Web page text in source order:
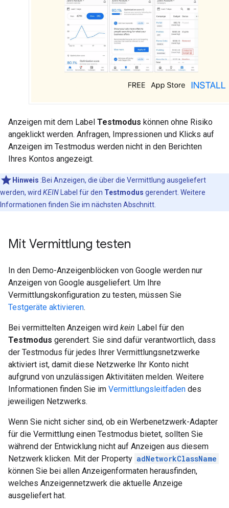
Anzeigen mit dem Label Testmodus können ohne Risiko
angeklickt werden. Anfragen, Impressionen und Klicks auf
Anzeigen im Testmodus werden nicht in den Berichten
Ihres Kontos angezeigt.
Hinweis :Bei Anzeigen, die über die Vermittlung ausgeliefert
werden, wird KEIN Label für den Testmodus gerendert. Weitere
Informationen finden Sie im nächsten Abschnitt.
Mit Vermittlung testen
In den Demo-Anzeigenblöcken von Google werden nur
Anzeigen von Google ausgeliefert. Um Ihre
Vermittlungskonfiguration zu testen, müssen Sie
Testgeräte aktivieren.
Bei vermittelten Anzeigen wird kein Label für den
Testmodus gerendert. Sie sind dafür verantwortlich, dass
der Testmodus für jedes Ihrer Vermittlungsnetzwerke
aktiviert ist, damit diese Netzwerke Ihr Konto nicht
aufgrund von unzulässigen Aktivitäten melden. Weitere
Informationen finden Sie im Vermittlungsleitfaden des
jeweiligen Netzwerks.
Wenn Sie nicht sicher sind, ob ein Werbenetzwerk-Adapter
für die Vermittlung einen Testmodus bietet, sollten Sie
während der Entwicklung nicht auf Anzeigen aus diesem
Netzwerk klicken. Mit der Property adNetworkClassName
können Sie bei allen Anzeigenformaten herausfinden,
welches Anzeigennetzwerk die aktuelle Anzeige
ausgeliefert hat.